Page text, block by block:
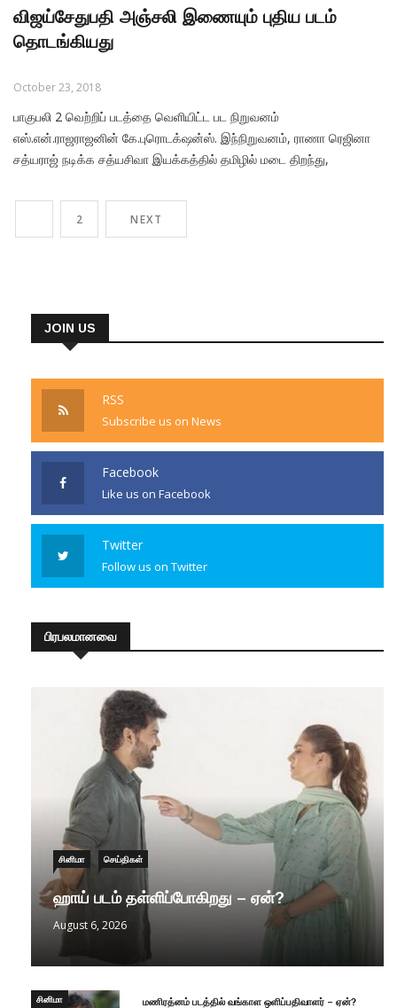
விஜய்சேதுபதி அஞ்சலி இணையும் புதிய படம்
தொடங்கியது
October 23, 2018
பாகுபலி 2 வெற்றிப் படத்தை வெளியிட்ட பட நிறுவனம்
எஸ்.என்.ராஜராஜனின் கே.புரொடக்‌ஷன்ஸ். இந்நிறுவனம், ராணா ரெஜினா
சத்யராஜ் நடிக்க சத்யசிவா இயக்கத்தில் தமிழில் மடை திறந்து,
கே புரொடக்சன்ஸ் எஸ்.என்.ராஜராஜன், ஒய்.எஸ்.ஆர் பிலிம்ஸ்
யுவன்சங்கர்ராஜா, இர்பான் மாலிக் இணைந்து பியார் பிரேமா காதல் வெற்றிப்
2 NEXT
JOIN US
RSS
Subscribe us on News
Facebook
Like us on Facebook
Twitter
Follow us on Twitter
பிரபலமானவை
சினிமா செய்திகள்
ஹாய் படம் தள்ளிப்போகிறது – ஏன்?
August 6, 2026
சினிமா மணிரத்னம் படத்தில் வங்காள ஒளிப்பதிவாளர் – ஏன்?